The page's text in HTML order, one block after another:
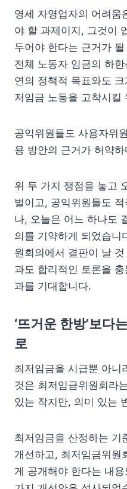
영세 자영업자의 어려움
야 할 과제이지, 그것이
두어야 한다는 근거가
전체 노동자 임금의 하
연의 정책적 목표와도
저임금 노동을 고착시킬
공익위원들도 사용자위
용 방안의 근거가 허약
위 두 가지 쟁점을 놓고
벌이고, 공익위원들도
나, 오늘은 어느 하나도
의를 기약하게 되었습니
원회의에서 결판이 날
과도 합리적인 토론을
과를 기대합니다.
‘뜨거운 한방’보다
로
최저임금을 시급뿐 아니
것은 최저임금위원회라
있는 작지만, 의미 있는
최저임금을 산정하는 기
개선하고, 최저임금위원
게 공개해야 한다는 내